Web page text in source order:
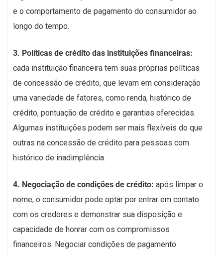
e o comportamento de pagamento do consumidor ao
longo do tempo.
3. Políticas de crédito das instituições financeiras:
cada instituição financeira tem suas próprias políticas
de concessão de crédito, que levam em consideração
uma variedade de fatores, como renda, histórico de
crédito, pontuação de crédito e garantias oferecidas.
Algumas instituições podem ser mais flexíveis do que
outras na concessão de crédito para pessoas com
histórico de inadimplência.
4. Negociação de condições de crédito: após limpar o
nome, o consumidor pode optar por entrar em contato
com os credores e demonstrar sua disposição e
capacidade de honrar com os compromissos
financeiros. Negociar condições de pagamento